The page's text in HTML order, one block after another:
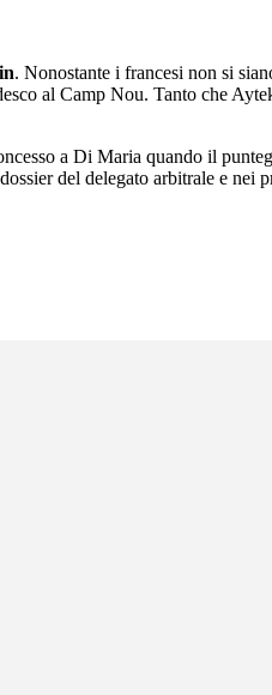
. Nonostante i francesi non si
al Camp Nou. Tanto che
a Di Maria quando il
del delegato arbitrale e nei